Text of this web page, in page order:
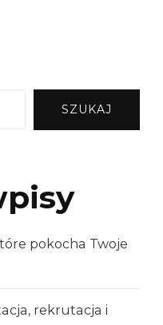
SZUKAJ
pokocha Twoje
rekrutacja i